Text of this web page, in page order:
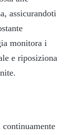
assicurandoti
monitora i
e riposiziona